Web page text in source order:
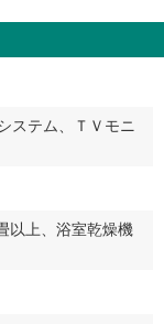
ステム、ＴＶモニ
以上、浴室乾燥機